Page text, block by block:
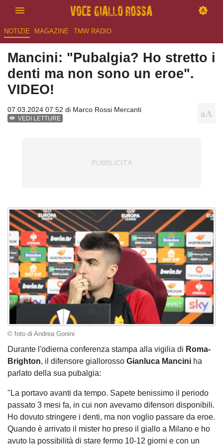
NOTIZIE MAGAZINE TMW RADIO
Mancini: "Pubalgia? Ho stretto i
denti ma non sono un eroe".
VIDEO!
07.03.2024 07:52 di Marco Rossi Mercanti
VEDI LETTURE
© foto di Andrea Gonini
Durante l'odierna conferenza stampa alla vigilia di Roma-
Brighton, il difensore giallorosso Gianluca Mancini ha
parlato della sua pubalgia:
"La portavo avanti da tempo. Sapete benissimo il periodo
passato 3 mesi fa, in cui non avevamo difensori disponibili.
Ho dovuto stringere i denti, ma non voglio passare da eroe.
Quando è arrivato il mister ho preso il giallo a Milano e ho
avuto la possibilità di stare fermo 10-12 giorni e con un